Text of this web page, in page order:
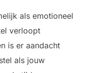
als emotioneel
verloopt
is er aandacht
als jouw